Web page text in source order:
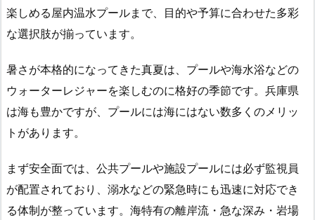
楽しめる屋内温水プールまで、目的や予算に合わせた多彩
な選択肢が揃っています。
暑さが本格的になってきた真夏は、プールや海水浴などの
ウォーターレジャーを楽しむのに格好の季節です。兵庫県
は海も豊かですが、プールには海にはない数多くのメリッ
トがあります。
まず安全面では、公共プールや施設プールには必ず監視員
が配置されており、溺水などの緊急時にも迅速に対応でき
る体制が整っています。海特有の離岸流・急な深み・岩場